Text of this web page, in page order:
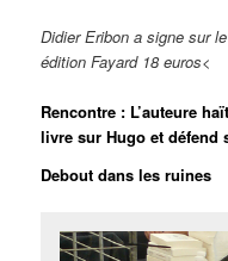
Didier Eribon a signe sur
édition Fayard 18 euros<
Rencontre : L’auteure
livre sur Hugo et défend
Debout dans les ruines